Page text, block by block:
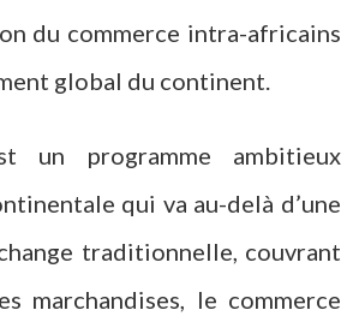
du commerce intra-africains
global du continent.
un programme ambitieux
qui va au-delà d’une
traditionnelle, couvrant
marchandises, le commerce